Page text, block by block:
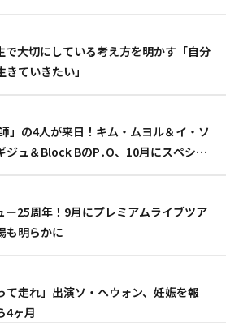
で大切にしている考え方を明かす「自分
ていきたい」
」の4人が来日！キム・ムヨル＆イ・ソ
ジュ＆Block BのP․O、10月にスペシャ
ー25周年！9月にプレミアムライブツア
も明らかに
て走れ」出演ソ・ヘウォン、妊娠を報
4ヶ月